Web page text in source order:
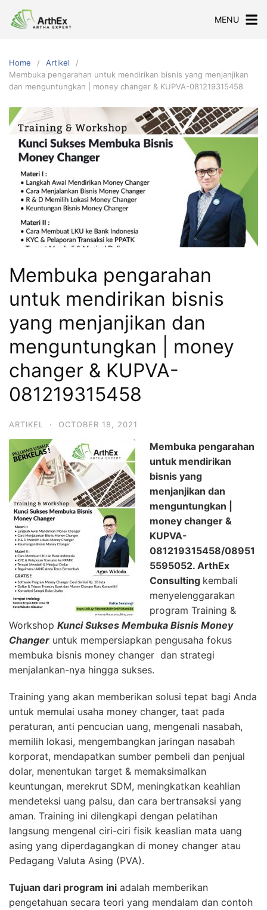
MENU
Home
Artikel
Membuka pengarahan untuk mendirikan bisnis yang menjanjikan
dan menguntungkan | money changer & KUPVA-081219315458
Membuka pengarahan
untuk mendirikan bisnis
yang menjanjikan dan
menguntungkan | money
changer & KUPVA-
081219315458
ARTIKEL · OCTOBER 18, 2021
Membuka pengarahan
untuk mendirikan
bisnis yang
menjanjikan dan
menguntungkan |
money changer &
KUPVA-
081219315458/08951
5595052. ArthEx
Consulting kembali
menyelenggarakan
program Training &
Workshop Kunci Sukses Membuka Bisnis Money
Changer untuk mempersiapkan pengusaha fokus
membuka bisnis money changer dan strategi
menjalankan-nya hingga sukses.
Training yang akan memberikan solusi tepat bagi Anda
untuk memulai usaha money changer, taat pada
peraturan, anti pencucian uang, mengenali nasabah,
memilih lokasi, mengembangkan jaringan nasabah
korporat, mendapatkan sumber pembeli dan penjual
dolar, menentukan target & memaksimalkan
keuntungan, merekrut SDM, meningkatkan keahlian
mendeteksi uang palsu, dan cara bertransaksi yang
aman. Training ini dilengkapi dengan pelatihan
langsung mengenal ciri-ciri fisik keaslian mata uang
asing yang diperdagangkan di money changer atau
Pedagang Valuta Asing (PVA).
Tujuan dari program ini adalah memberikan
pengetahuan secara teori yang mendalam dan contoh